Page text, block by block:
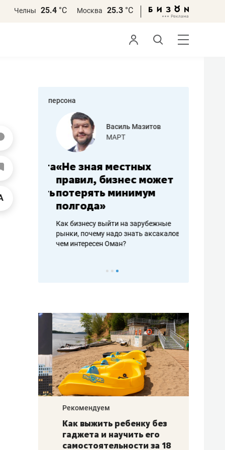
Челны 25.4 °С Москва 25.3 °С
персона
работа
Василь Мазитов
МАРТ
«Не зная местных
правил, бизнес может
потерять минимум
полгода»
Как бизнесу выйти на зарубежные
рынки, почему надо знать аксакалов и
чем интересен Оман?
–
Рекомендуем
Как выжить ребенку без
гаджета и научить его
самостоятельности за 18